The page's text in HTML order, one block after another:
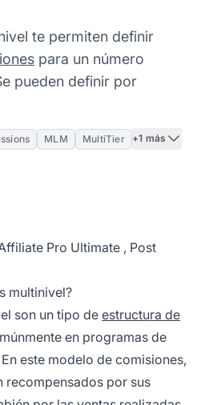
te permiten definir
para un número
pueden definir por
MLM MultiTier +1 más
Pro Ultimate , Post
multinivel?
son un tipo de estructura de
en programas de
En este modelo de comisiones,
recompensados por sus